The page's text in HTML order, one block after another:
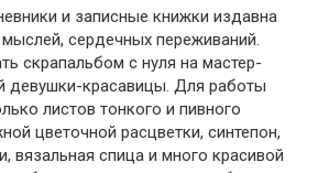
и записные книжки издавна
сердечных переживаний.
скрапальбом с нуля на мастер-
девушки-красавицы. Для работы
листов тонкого и пивного
цветочной расцветки, синтепон,
вязальная спица и много красивой